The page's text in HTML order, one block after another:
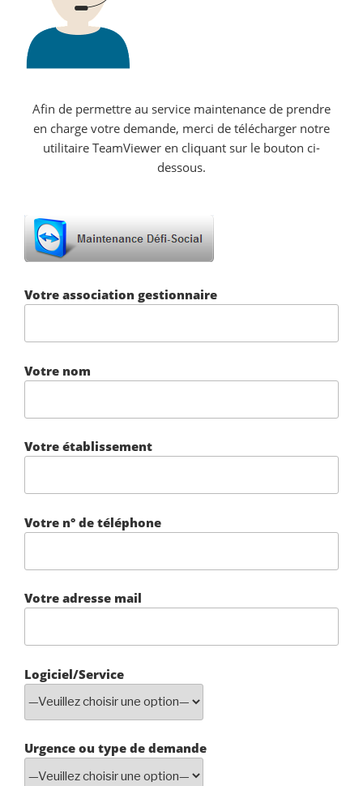
Afin de permettre au service maintenance de prendre
en charge votre demande, merci de télécharger notre
utilitaire TeamViewer en cliquant sur le bouton ci-
dessous.
Votre association gestionnaire
Votre nom
Votre établissement
Votre n° de téléphone
Votre adresse mail
Logiciel/Service
Urgence ou type de demande